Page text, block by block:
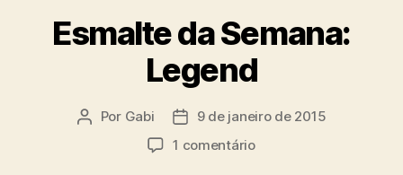
Esmalte da Semana:
Legend
Autor
Por Gabi
Data9 de janeiro de 2015
1 comentárioem